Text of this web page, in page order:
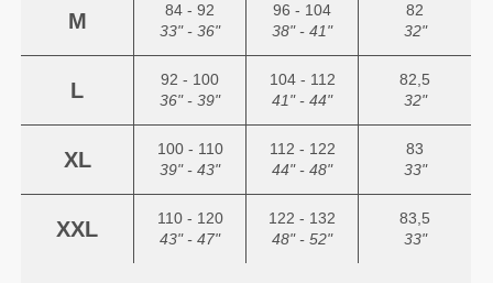
M
84 - 92
33" - 36"
96 - 104
38" - 41"
82
32"
L
92 - 100
36" - 39"
104 - 112
41" - 44"
82,5
32"
XL
100 - 110
39" - 43"
112 - 122
44" - 48"
83
33"
XXL
110 - 120
43" - 47"
122 - 132
48" - 52"
83,5
33"